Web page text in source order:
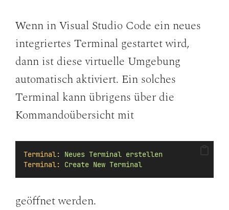
Wenn in Visual Studio Code ein neues
integriertes Terminal gestartet wird,
dann ist diese virtuelle Umgebung
automatisch aktiviert. Ein solches
Terminal kann übrigens über die
Kommandoübersicht mit
Terminal: Neues Terminal erstellen
Terminal:
Create New Terminal
geöffnet werden.